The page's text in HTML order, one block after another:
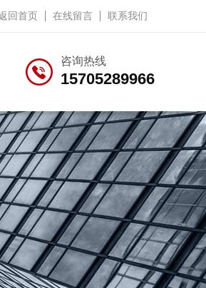
回首页 在线留言 联系我们
咨询热线
15705289966